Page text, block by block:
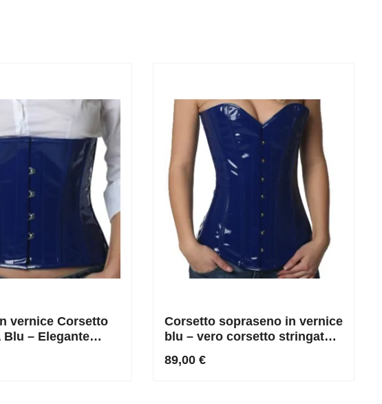
vernice Corsetto
– Elegante
Corsetto sopraseno in vernice
blu – vero corsetto stringato
89,00 €